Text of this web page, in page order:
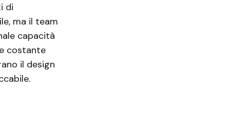
di
ma il team
capacità
costante
il design